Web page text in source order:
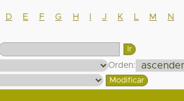
D E F G H J K M N
Orden: